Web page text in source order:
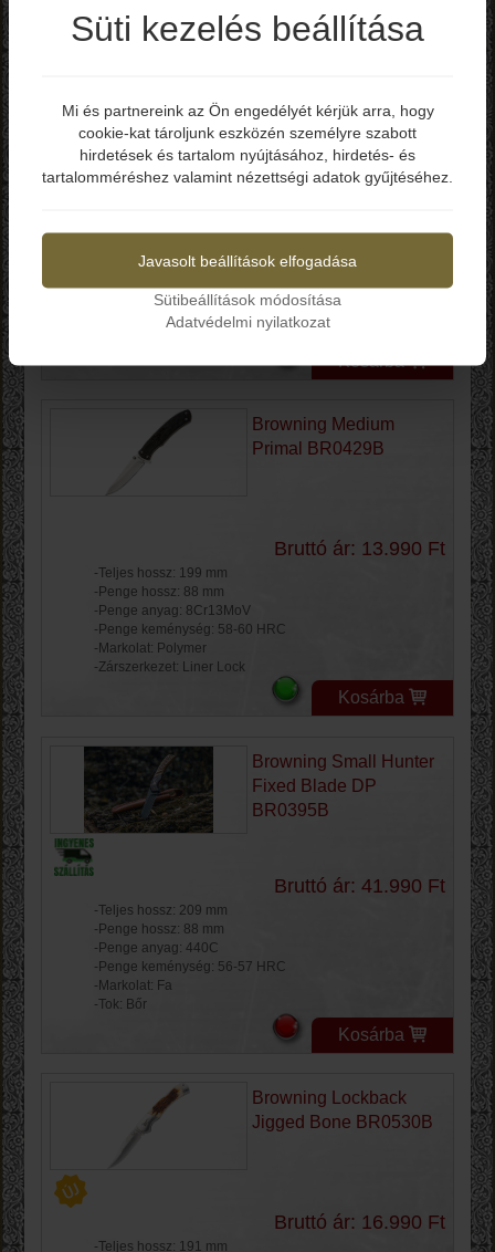
Bruttó ár: 21.990 Ft
-Penge hossz: 76 mm
-Penge vastagság: 3.2 mm
-Penge keménység: 58-59 HRC
-Zárszerkezet: Frame Lock
Kosárba
Browning Medium
Primal BR0429B
Bruttó ár: 13.990 Ft
-Teljes hossz: 199 mm
-Penge hossz: 88 mm
-Penge anyag: 8Cr13MoV
-Penge keménység: 58-60 HRC
-Markolat: Polymer
-Zárszerkezet: Liner Lock
Kosárba
Browning Small Hunter
Fixed Blade DP
BR0395B
Bruttó ár: 41.990 Ft
-Teljes hossz: 209 mm
-Penge hossz: 88 mm
-Penge anyag: 440C
-Penge keménység: 56-57 HRC
-Markolat: Fa
-Tok: Bőr
Kosárba
Browning Lockback
Jigged Bone BR0530B
Bruttó ár: 16.990 Ft
-Teljes hossz: 191 mm
Elmúltál már 18 éves?
Süti kezelés beállítása
Mi és partnereink az Ön engedélyét kérjük arra, hogy
cookie-kat tároljunk eszközén személyre szabott
hirdetések és tartalom nyújtásához, hirdetés- és
tartalomméréshez valamint nézettségi adatok gyűjtéséhez.
Javasolt beállítások elfogadása
Sütibeállítások módosítása
Adatvédelmi nyilatkozat